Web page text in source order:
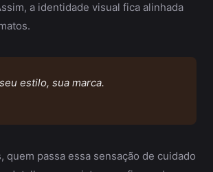
a identidade visual fica alinhada
estilo, sua marca.
quem passa essa sensação de cuidado